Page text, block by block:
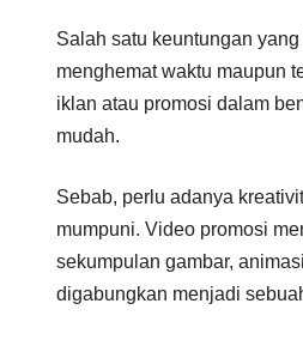
Salah satu keuntungan
menghemat waktu maupun
iklan atau promosi dalam
mudah.
Sebab, perlu adanya
mumpuni. Video promosi
sekumpulan gambar,
digabungkan menjadi